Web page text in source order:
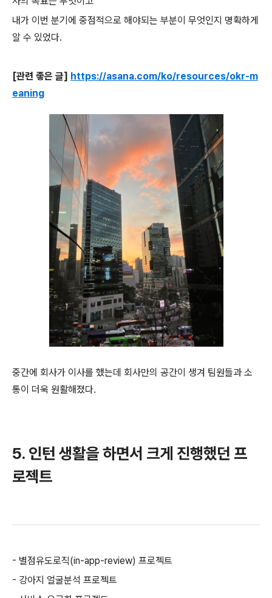
내가 이번 분기에 중점적으로 해야되는 부분이 무엇인지 명확하게
알 수 있었다.
[관련 좋은 글] https://asana.com/ko/resources/okr-m
eaning
중간에 회사가 이사를 했는데 회사만의 공간이 생겨 팀원들과 소
통이 더욱 원활해졌다.
5. 인턴 생활을 하면서 크게 진행했던 프
로젝트
- 별점유도로직(in-app-review) 프로젝트
- 강아지 얼굴분석 프로젝트